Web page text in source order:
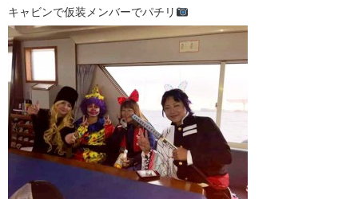
キャビンで仮装メンバーでパチリ